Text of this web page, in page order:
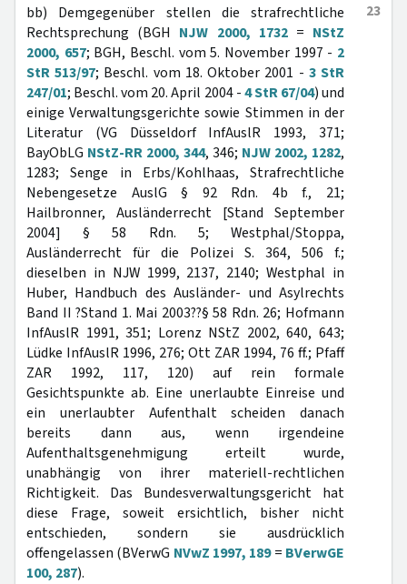
23
bb) Demgegenüber stellen die strafrechtliche
Rechtsprechung (BGH NJW 2000, 1732= NStZ
2000, 657; BGH, Beschl. vom 5. November 1997 - 2
StR 513/97; Beschl. vom 18. Oktober 2001 - 3 StR
247/01; Beschl. vom 20. April 2004 -4 StR 67/04) und
einige Verwaltungsgerichte sowie Stimmen in der
Literatur (VG Düsseldorf InfAuslR 1993, 371;
BayObLG NStZ-RR 2000, 344, 346; NJW 2002, 1282,
1283; Senge in Erbs/Kohlhaas, Strafrechtliche
Nebengesetze AuslG § 92 Rdn. 4b f., 21;
Hailbronner, Ausländerrecht [Stand September
2004] § 58 Rdn. 5; Westphal/Stoppa,
Ausländerrecht für die Polizei S. 364, 506 f.;
dieselben in NJW 1999, 2137, 2140; Westphal in
Huber, Handbuch des Ausländer- und Asylrechts
Band II ?Stand 1. Mai 2003??§ 58 Rdn. 26; Hofmann
InfAuslR 1991, 351; Lorenz NStZ 2002, 640, 643;
Lüdke InfAuslR 1996, 276; Ott ZAR 1994, 76 ff.; Pfaff
ZAR 1992, 117, 120) auf rein formale
Gesichtspunkte ab. Eine unerlaubte Einreise und
ein unerlaubter Aufenthalt scheiden danach
bereits dann aus, wenn irgendeine
Aufenthaltsgenehmigung erteilt wurde,
unabhängig von ihrer materiell-rechtlichen
Richtigkeit. Das Bundesverwaltungsgericht hat
diese Frage, soweit ersichtlich, bisher nicht
entschieden, sondern sie ausdrücklich
offengelassen (BVerwG NVwZ 1997, 189= BVerwGE
100, 287).